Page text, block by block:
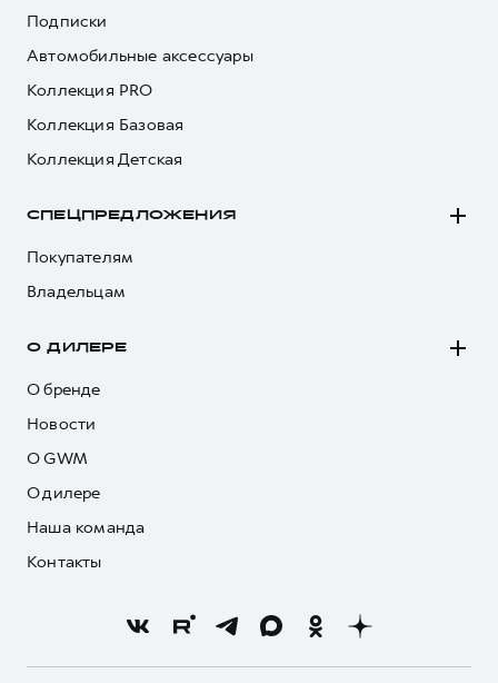
Подписки
Автомобильные аксессуары
Коллекция PRO
Коллекция Базовая
Коллекция Детская
СПЕЦПРЕДЛОЖЕНИЯ
Покупателям
Владельцам
О ДИЛЕРЕ
О бренде
Новости
О GWM
О дилере
Наша команда
Контакты